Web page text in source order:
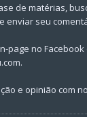
de matérias,
enviar seu
page no Facebook
.
e opinião com